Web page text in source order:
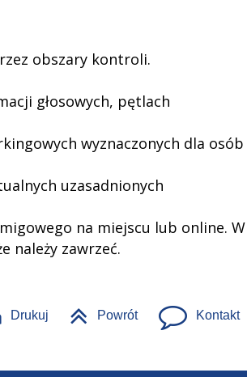
obszary kontroli.
głosowych, pętlach
wyznaczonych dla osób
uzasadnionych
na miejscu lub online. W
należy zawrzeć.
Drukuj Powrót Kontakt